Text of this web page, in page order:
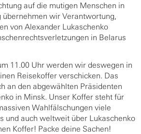
auf die mutigen Menschen in
übernehmen wir Verantwortung,
von Alexander Lukaschenko
in Belarus
11.00 Uhr werden wir deswegen in
Reisekoffer verschicken. Das
an den abgewählten Präsidenten
in Minsk. Unser Koffer steht für
Wahlfälschungen viele
und auch weltweit über Lukaschenko
Koffer! Packe deine Sachen!